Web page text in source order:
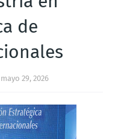
de
mayo 29, 2026